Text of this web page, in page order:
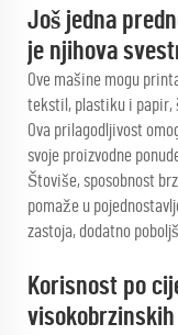
Još jedna
je njihova
Ove mašine mogu
tekstil, plastiku i papir,
Ova prilagodljivost
svoje proizvodne
Štoviše, sposobnost
pomaže u
zastoja, dodatno
Korisnost po